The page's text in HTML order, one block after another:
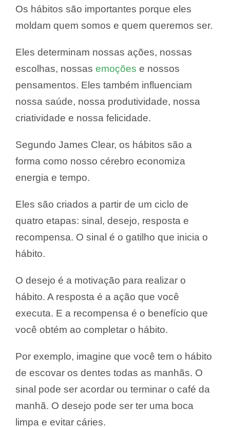
Os hábitos são importantes porque eles
moldam quem somos e quem queremos ser.
Eles determinam nossas ações, nossas
escolhas, nossas emoções e nossos
pensamentos. Eles também influenciam
nossa saúde, nossa produtividade, nossa
criatividade e nossa felicidade.
Segundo James Clear, os hábitos são a
forma como nosso cérebro economiza
energia e tempo.
Eles são criados a partir de um ciclo de
quatro etapas: sinal, desejo, resposta e
recompensa. O sinal é o gatilho que inicia o
hábito.
O desejo é a motivação para realizar o
hábito. A resposta é a ação que você
executa. E a recompensa é o benefício que
você obtém ao completar o hábito.
Por exemplo, imagine que você tem o hábito
de escovar os dentes todas as manhãs. O
sinal pode ser acordar ou terminar o café da
manhã. O desejo pode ser ter uma boca
limpa e evitar cáries.